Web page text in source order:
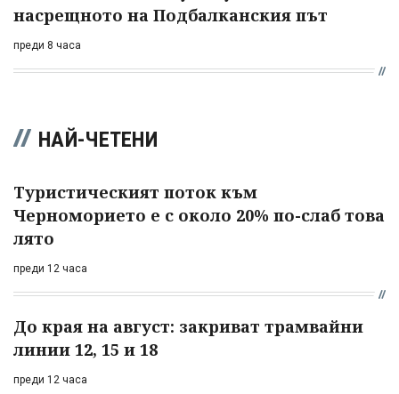
насрещното на Подбалканския път
преди 8 часа
НАЙ-ЧЕТЕНИ
Туристическият поток към
Черноморието е с около 20% по-слаб това
лято
преди 12 часа
До края на август: закриват трамвайни
линии 12, 15 и 18
преди 12 часа